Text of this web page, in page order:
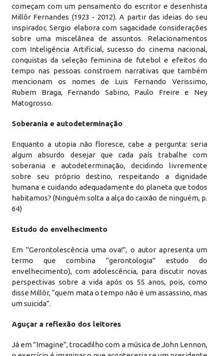
começam com um pensamento do escritor e desenhista
Millôr Fernandes (1923 - 2012). A partir das ideias do seu
inspirador, Sergio elabora com sagacidade considerações
sobre uma miscelânea de assuntos. Relacionamentos
com Inteligência Artificial, sucesso do cinema nacional,
conquistas da seleção feminina de futebol e efeitos do
tempo nas pessoas constroem narrativas que também
mencionam os nomes de Luis Fernando Verissimo,
Rubem Braga, Fernando Sabino, Paulo Freire e Ney
Matogrosso.
Soberania e autodeterminação
Enquanto a utopia não floresce, cabe a pergunta: seria
algum absurdo desejar que cada país trabalhe com
soberania e autodeterminação, decidindo livremente
sobre seu próprio destino, respeitando a dignidade
humana e cuidando adequadamente do planeta que todos
habitamos? (Ninguém solta a alça do caixão de ninguém, p.
64)
Estudo do envelhecimento
Em "Gerontolescência uma ova!", o autor apresenta um
termo que combina "gerontologia" estudo do
envelhecimento), com adolescência, para discutir novas
perspectivas sobre a vida após os 55 anos, pois, como
disse Millôr, “quem mata o tempo não é um assassino, mas
um suicida”.
Aguçar a reflexão dos leitores
Já em "Imagine", trocadilho com a música de John Lennon,